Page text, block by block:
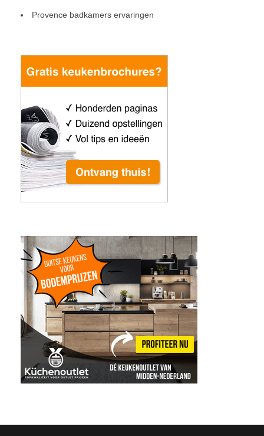
Provence badkamers ervaringen